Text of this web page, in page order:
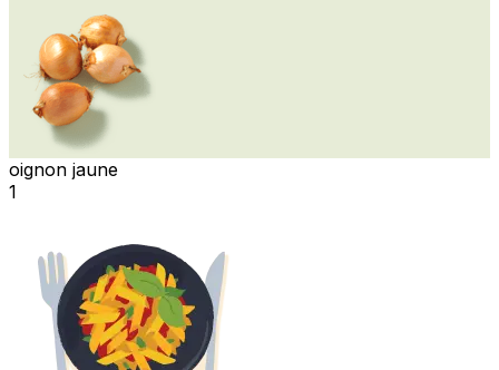
oignon jaune
1